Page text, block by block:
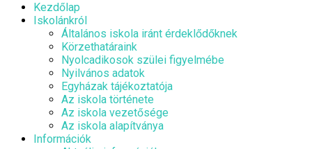
Kezdőlap
Iskolánkról
Általános iskola iránt érdeklődőknek
Körzethatáraink
Nyolcadikosok szülei figyelmébe
Nyilvános adatok
Egyházak tájékoztatója
Az iskola története
Az iskola vezetősége
Az iskola alapítványa
Információk